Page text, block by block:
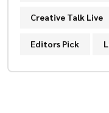
Creative Talk Live
Editors Pick